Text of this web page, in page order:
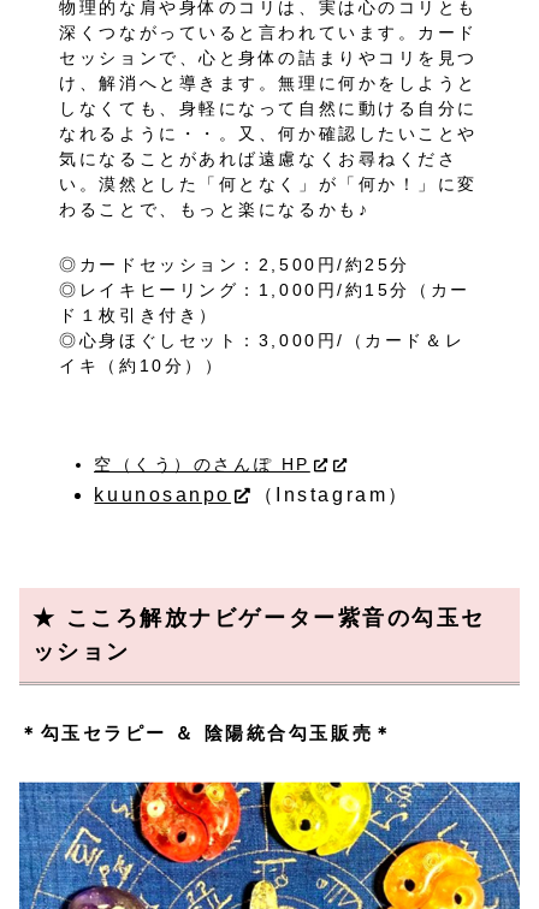
物理的な肩や身体のコリは、実は心のコリとも
深くつながっていると言われています。カード
セッションで、心と身体の詰まりやコリを見つ
け、解消へと導きます。無理に何かをしようと
しなくても、身軽になって自然に動ける自分に
なれるように・・。又、何か確認したいことや
気になることがあれば遠慮なくお尋ねくださ
い。漠然とした「何となく」が「何か！」に変
わることで、もっと楽になるかも♪
◎カードセッション：2,500円/約25分
◎レイキヒーリング：1,000円/約15分（カー
ド１枚引き付き）
◎心身ほぐしセット：3,000円/（カード＆レ
イキ（約10分））
空（くう）のさんぽ HP
kuunosanpo （Instagram）
★ こころ解放ナビゲーター紫音の勾玉セ
ッション
＊勾玉セラピー ＆ 陰陽統合勾玉販売＊